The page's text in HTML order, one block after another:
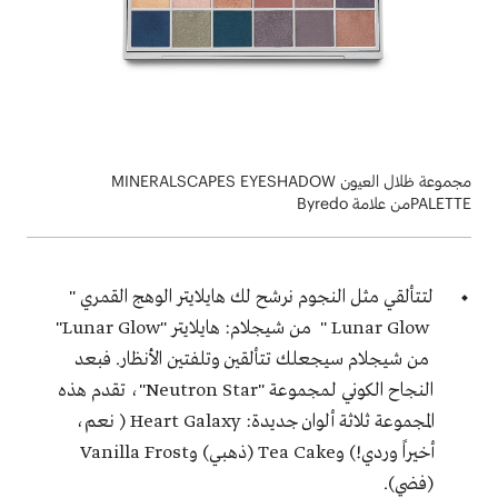
مجموعة ظلال العيون MINERALSCAPES EYESHADOW
PALETTEمن علامة Byredo
لتتألقي مثل النجوم نرشح لك هايلايتر الوهج القمري "
Lunar Glow " من شيجلام: هايلايتر "Lunar Glow"
من شيجلام سيجعلك تتألقين وتلفتين الأنظار. فبعد
النجاح الكوني لـمجموعة "Neutron Star"، تقدم هذه
المجموعة ثلاثة ألوان جديدة: Heart Galaxy ( نعم،
أخيراً وردي!) وTea Cake (ذهبي) وVanilla Frost
(فضي).